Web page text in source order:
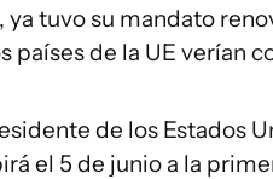
ya tuvo su mandato
países de la UE verían
de los Estados
el 5 de junio a la